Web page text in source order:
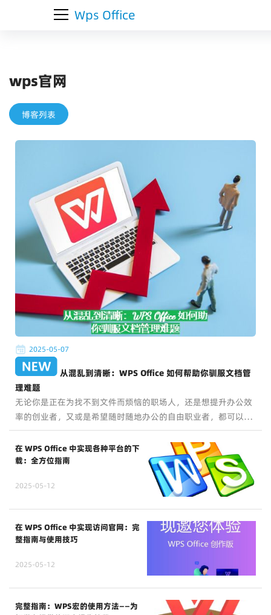
Wps Office
wps官网
博客列表
2025-05-07
理难题
无论你是正在为找不到文件而烦恼的职场人，还是想提升办公效
率的创业者，又或是希望随时随地办公的自由职业者，都可以借
助 WPS Office，让办公生活更加清晰、高效、有序。
在 WPS Office 中实现各种平台的下
载：全方位指南
2025-05-12
在 WPS Office 中实现访问官网：完
整指南与使用技巧
2025-05-12
完整指南：WPS宏的使用方法——为